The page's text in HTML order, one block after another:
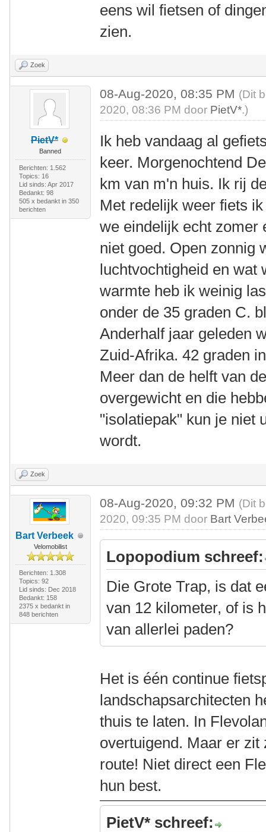
eens wil fietsen of
zien.
Zoek
PietV*
Banned
Berichten: 1.562
Topics: 16
Lid sinds: Apr 2017
Bedankt: 98
505 x bedankt in 350
berichten
08-Aug-2020, 08:35 PM (Dit
2020, 08:36 PM door PietV*.)
Ik heb vandaag al
keer. Morgenochtend
km van m'n huis. Ik rij
Met redelijk weer fiets
we eindelijk echt zomer
niet goed. Open zonnig
luchtvochtigheid en wat
warmte heb ik weinig
onder de 35 graden C.
Anderhalf jaar geleden
Zuid-Afrika. 42 graden
Meer dan de helft van
overgewicht en die
"isolatiepak" kun je niet
wordt.
Zoek
Bart Verbeek
Velomobilist
Berichten: 1.308
Topics: 92
Lid sinds: Dec 2018
Bedankt: 158
2375 x bedankt in
848 berichten
08-Aug-2020, 09:32 PM (Dit
2020, 09:35 PM door Bart
Lopopodium schreef:
Die Grote Trap, is dat
van 12 kilometer, of is
van allerlei paden?
Het is één continue
landschapsarchitecten
thuis te laten. In
overtuigend. Maar er
route! Niet direct een
hun best.
PietV* schreef: